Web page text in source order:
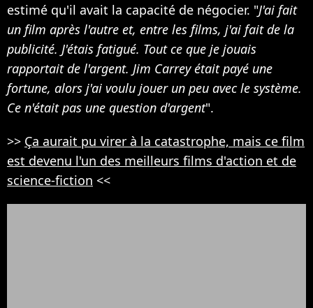
estimé qu'il avait la capacité de négocier. "J'ai fait
un film après l'autre et, entre les films, j'ai fait de la
publicité. J'étais fatigué. Tout ce que je jouais
rapportait de l'argent. Jim Carrey était payé une
fortune, alors j'ai voulu jouer un peu avec le système.
Ce n'était pas une question d'argent".
>> Ça aurait pu virer à la catastrophe, mais ce film
est devenu l'un des meilleurs films d'action et de
science-fiction <<